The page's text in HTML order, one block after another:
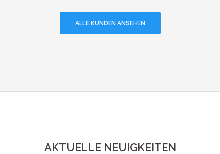
ALLE KUNDEN ANSEHEN
AKTUELLE NEUIGKEITEN